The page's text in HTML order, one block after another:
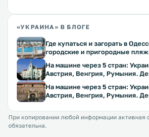
«УКРАИНА» В БЛОГЕ
Где купаться и загорать в
городские и пригородные
На машине через 5 стран:
Австрия, Венгрия, Румыния.
На машине через 5 стран:
Австрия, Венгрия, Румыния.
При копировании любой информации активная
обязательна.